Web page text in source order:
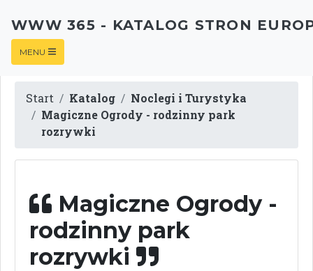
WWW 365 - KATALOG STRON
MENU
Start Katalog
Noclegi i Turystyka
Magiczne Ogrody - rodzinny park
rozrywki
Magiczne Ogrody -
rodzinny park
rozrywki